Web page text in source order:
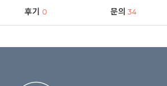
후기0 문의 34